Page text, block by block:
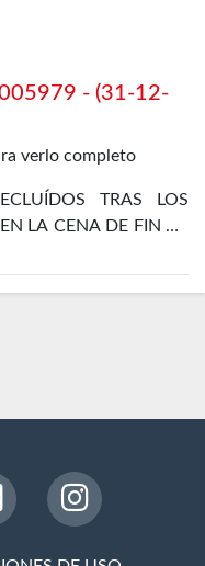
- (31-12-
verlo completo
TRAS LOS
LA CENA DE FIN DE